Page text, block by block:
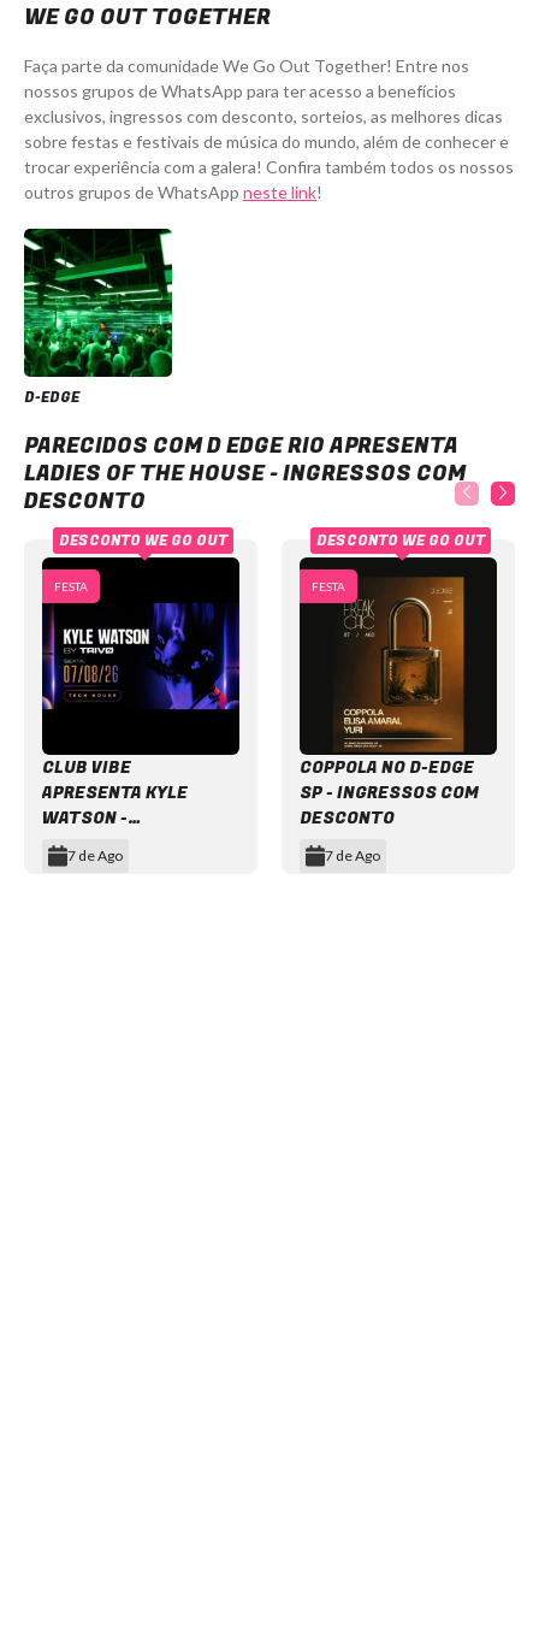
WE GO OUT TOGETHER
Faça parte da comunidade We Go Out Together! Entre nos
nossos grupos de WhatsApp para ter acesso a benefícios
exclusivos, ingressos com desconto, sorteios, as melhores dicas
sobre festas e festivais de música do mundo, além de conhecer e
trocar experiência com a galera! Confira também todos os nossos
outros grupos de WhatsApp neste link!
D-EDGE
PARECIDOS COM D EDGE RIO APRESENTA
LADIES OF THE HOUSE - INGRESSOS COM
DESCONTO
FESTA
CLUB VIBE
APRESENTA KYLE
WATSON -
INGRESSOS COM
DESCONTO
7 de Ago
DESCONTO WE GO OUT
FESTA
COPPOLA NO D-EDGE
SP - INGRESSOS COM
DESCONTO
7 de Ago
DESCONTO WE GO OUT